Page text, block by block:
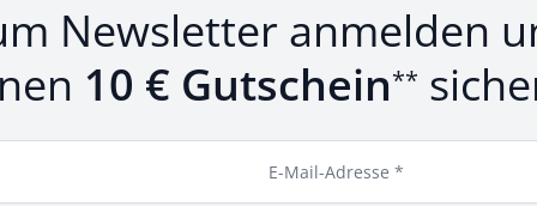
Newsletter anmelden
10 € Gutschein**
E-Mail-Adresse *